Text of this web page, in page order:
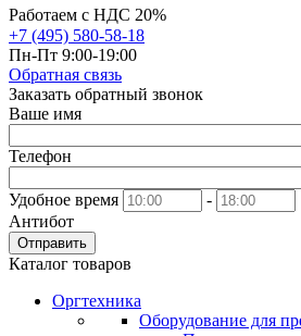
Работаем с НДС 20%
+7 (495) 580-58-18
Пн-Пт 9:00-19:00
Обратная связь
Заказать обратный звонок
Ваше имя
Телефон
Удобное время
-
Антибот
Отправить
Каталог товаров
Оргтехника
Оборудование для